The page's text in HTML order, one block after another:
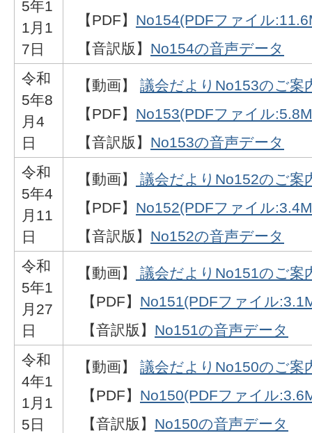
5年1
1月1
7日
【PDF】 No154(PDFファイル
【音訳版】 No154の音声データ
令和
5年8
月4
日
【動画】 議会だよりNo153のご案
【PDF】 No153(PDFファイル
【音訳版】 No153の音声データ
令和
5年4
月11
日
【動画】
議会だよりNo152のご案
【PDF】 No152(PDFファイル
【音訳版】 No152の音声データ
令和
5年1
月27
日
【動画】
議会だよりNo151のご案
【PDF】 No151(PDFファイル
【音訳版】 No151の音声データ
令和
4年1
1月1
5日
【動画】 議会だよりNo150のご案
【PDF】 No150(PDFファイル
【音訳版】 No150の音声データ